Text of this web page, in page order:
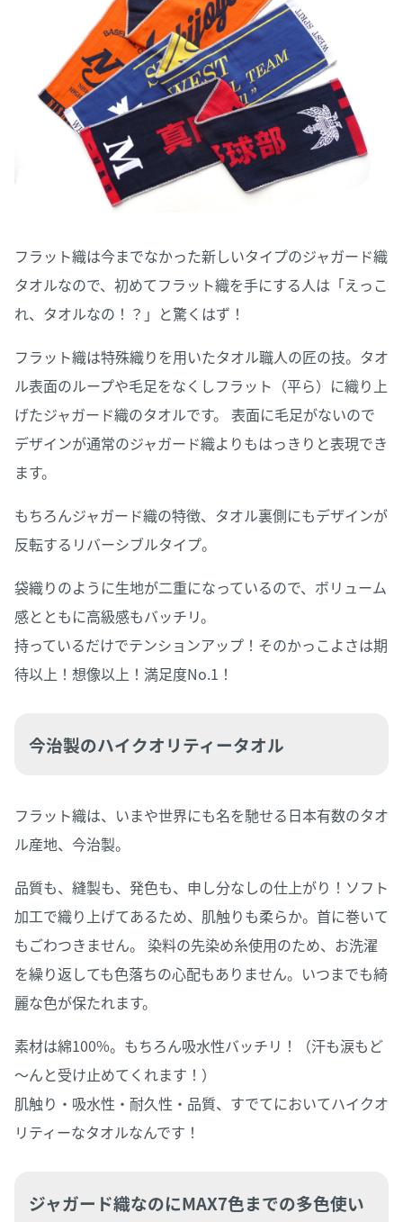
フラット織は今までなかった新しいタイプのジャガード織
タオルなので、初めてフラット織を手にする人は「えっこ
れ、タオルなの！？」と驚くはず！
フラット織は特殊織りを用いたタオル職人の匠の技。タオ
ル表面のループや毛足をなくしフラット（平ら）に織り上
げたジャガード織のタオルです。 表面に毛足がないので
デザインが通常のジャガード織よりもはっきりと表現でき
ます。
もちろんジャガード織の特徴、タオル裏側にもデザインが
反転するリバーシブルタイプ。
袋織りのように生地が二重になっているので、ボリューム
感とともに高級感もバッチリ。
持っているだけでテンションアップ！そのかっこよさは期
待以上！想像以上！満足度No.1！
今治製のハイクオリティータオル
フラット織は、いまや世界にも名を馳せる日本有数のタオ
ル産地、今治製。
品質も、縫製も、発色も、申し分なしの仕上がり！ソフト
加工で織り上げてあるため、肌触りも柔らか。首に巻いて
もごわつきません。 染料の先染め糸使用のため、お洗濯
を繰り返しても色落ちの心配もありません。いつまでも綺
麗な色が保たれます。
素材は綿100%。もちろん吸水性バッチリ！（汗も涙もど
～んと受け止めてくれます！）
肌触り・吸水性・耐久性・品質、すでてにおいてハイクオ
リティーなタオルなんです！
ジャガード織なのにMAX7色までの多色使い